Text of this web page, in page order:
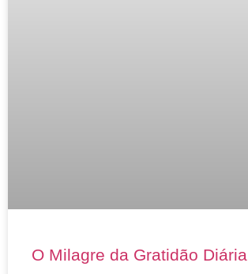
O Milagre da Gratidão Diária